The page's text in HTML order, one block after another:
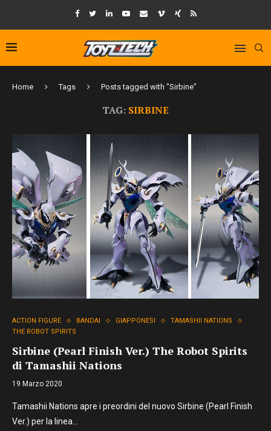
Home Tags Posts tagged with "Sirbine"
TAG: SIRBINE
ACTION FIGURE BANDAI GIAPPONESI
TAMASHII NATIONS
THE ROBOT SPIRITS
Sirbine (Pearl Finish Ver.) The Robot Spirits
di Tamashii Nations
19 Marzo 2020
Tamashii Nations apre i preordini del nuovo Sirbine (Pearl Finish
Ver.) per la linea…